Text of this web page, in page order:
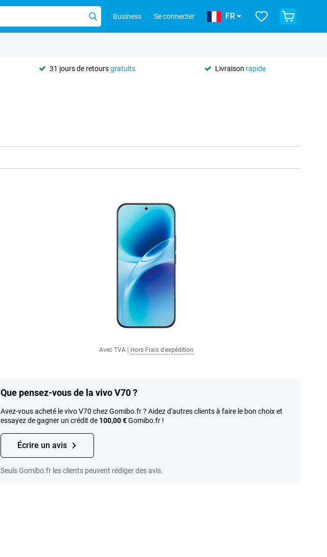
Business Se connecter FR
31 jours de retoursgratuits Livraison rapide
Avec TVA Hors Frais d'expédition
Que pensez-vous de la vivo V70 ?
Avez-vous acheté le vivo V70 chez Gomibo.fr ? Aidez d'autres clients à faire le bon choix et
essayez de gagner un crédit de 100,00 €Gomibo.fr !
Écrire un avis
Seuls Gomibo.fr les clients peuvent rédiger des avis.